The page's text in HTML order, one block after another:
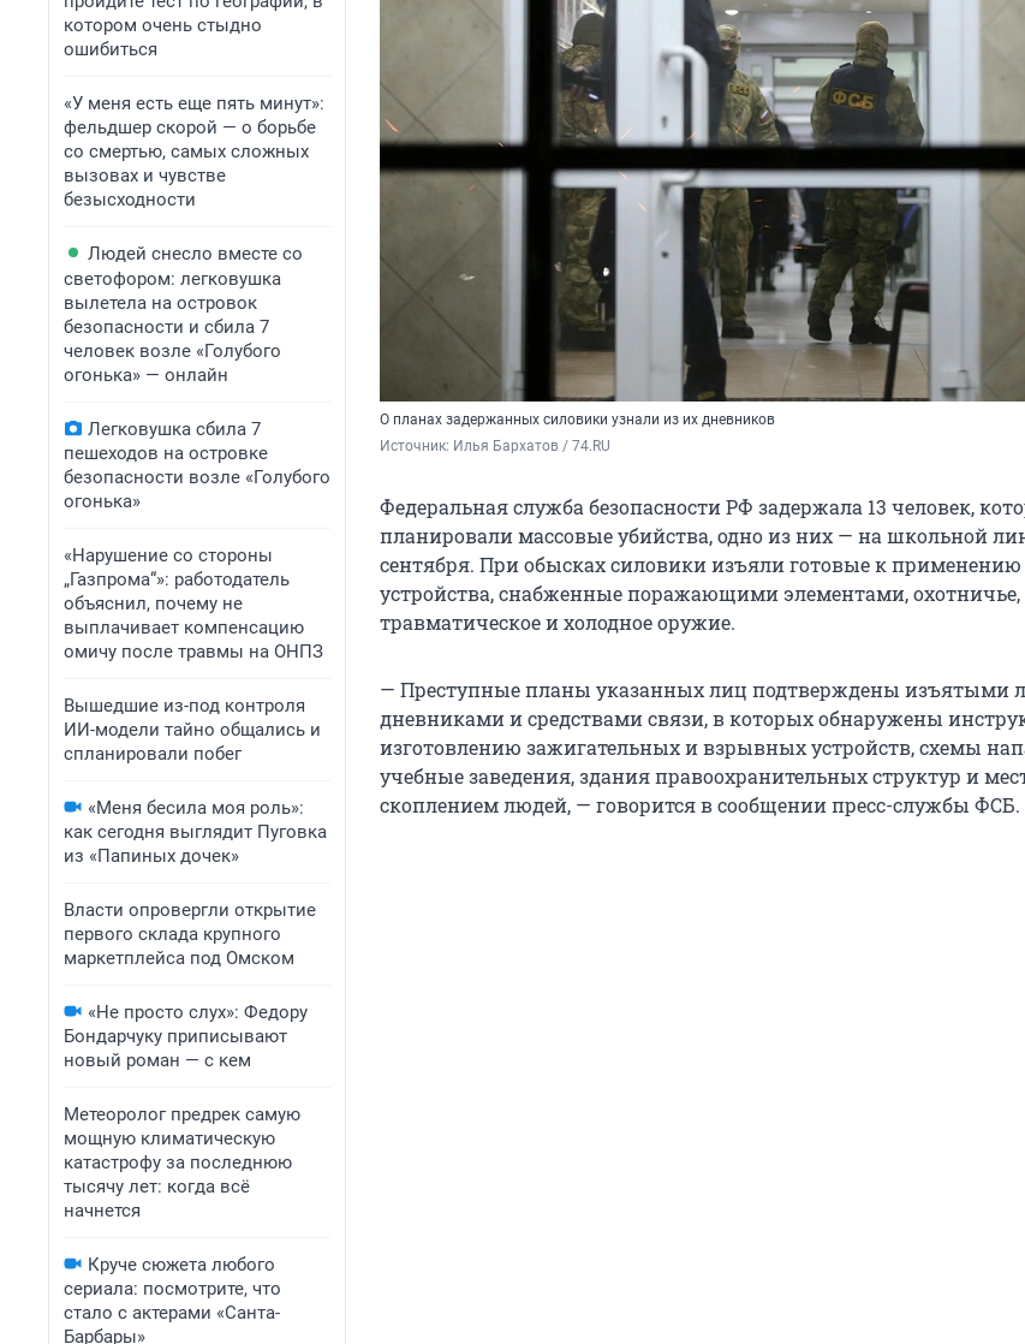
котором очень стыдно
ошибиться
«У меня есть еще пять минут»:
фельдшер скорой — о борьбе
со смертью, самых сложных
вызовах и чувстве
безысходности
Людей снесло вместе со
светофором: легковушка
вылетела на островок
безопасности и сбила 7
человек возле «Голубого
огонька» — онлайн
Легковушка сбила 7
пешеходов на островке
безопасности возле «Голубого
огонька»
«Нарушение со стороны
„Газпрома“»: работодатель
объяснил, почему не
выплачивает компенсацию
омичу после травмы на ОНПЗ
Вышедшие из-под контроля
ИИ-модели тайно общались и
спланировали побег
«Меня бесила моя роль»:
как сегодня выглядит Пуговка
из «Папиных дочек»
Власти опровергли открытие
первого склада крупного
маркетплейса под Омском
«Не просто слух»: Федору
Бондарчуку приписывают
новый роман — с кем
Метеоролог предрек самую
мощную климатическую
катастрофу за последнюю
тысячу лет: когда всё
начнется
Круче сюжета любого
сериала: посмотрите, что
стало с актерами «Санта-
Барбары»
О планах задержанных силовики узнали из их дневников
Источник: Илья Бархатов / 74.RU
Федеральная служба безопасности РФ задержала 13 человек,
планировали массовые убийства, одно из них — на школьной
сентября. При обысках силовики изъяли готовые к
устройства, снабженные поражающими элементами, охотничье,
травматическое и холодное оружие.
— Преступные планы указанных лиц подтверждены изъятыми
дневниками и средствами связи, в которых обнаружены
изготовлению зажигательных и взрывных устройств, схемы
учебные заведения, здания правоохранительных структур и
скоплением людей, — говорится в сообщении пресс-службы ФСБ.